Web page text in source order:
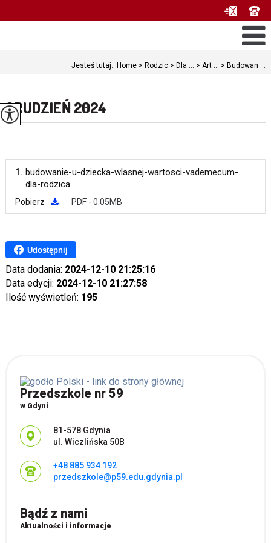
Jesteś tutaj: Home > Rodzic > Dla ... > Art ... > Budowan ...
GRUDZIEŃ 2024
1. budowanie-u-dziecka-wlasnej-wartosci-vademecum-
dla-rodzica
Pobierz PDF - 0.05MB
Udostępnij
Data dodania: 2024-12-10 21:25:16
Data edycji: 2024-12-10 21:27:58
Ilość wyświetleń: 195
Przedszkole nr 59
w Gdyni
Adres pocztowy:
81-578 Gdynia
ul. Wiczlińska 50B
+48 885 934 192
przedszkole@p59.edu.gdynia.pl
Bądź z nami
Aktualności i informacje